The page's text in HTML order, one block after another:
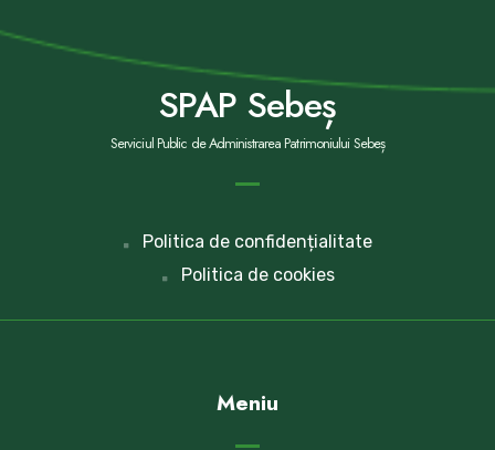
SPAP Sebeș
Serviciul Public de Administrarea Patrimoniului Sebeș
Politica de confidențialitate
Politica de cookies
Meniu